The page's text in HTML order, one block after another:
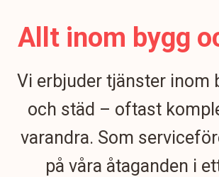
Allt inom bygg
Vi erbjuder tjänster inom
och städ – oftast
varandra. Som
på våra åtaganden i